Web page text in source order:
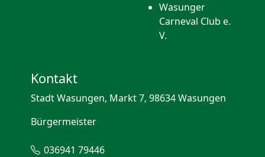
Wasunger
Carneval Club e.
V.
Kontakt
Stadt Wasungen, Markt 7, 98634 Wasungen
Bürgermeister
036941 79446